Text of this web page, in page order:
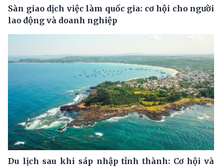
Sàn giao dịch việc làm quốc gia: cơ hội cho người
lao động và doanh nghiệp
Du lịch sau khi sáp nhập tỉnh thành: Cơ hội và